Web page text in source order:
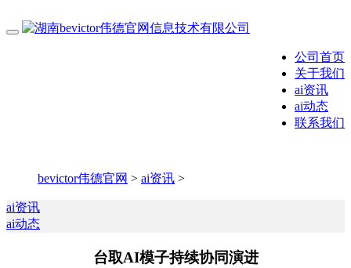
公司首页
关于我们
ai资讯
ai动态
联系我们
bevictor伟德官网 > ai资讯 >
ai资讯
ai动态
台取AI模子持续协同演进